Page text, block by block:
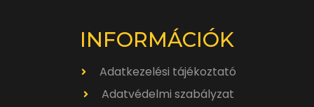
INFORMÁCIÓK
Adatkezelési tájékoztató
Adatvédelmi szabályzat